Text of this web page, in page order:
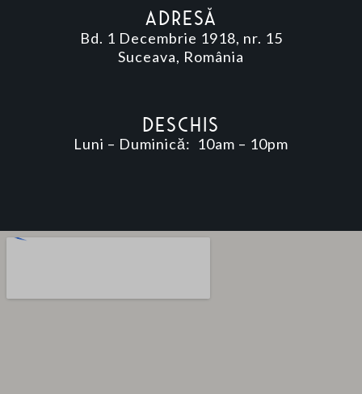
Adresă
Bd. 1 Decembrie 1918, nr. 15
Suceava, România
deschis
Luni – Duminică: 10am – 10pm